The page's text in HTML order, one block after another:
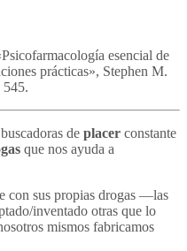
esencial de
prácticas», Stephen M.
de placer constante
que nos ayuda a
con sus propias drogas —las
inventado otras que lo
mismos fabricamos